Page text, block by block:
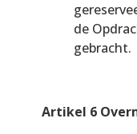
de
gebracht.
Artikel 6